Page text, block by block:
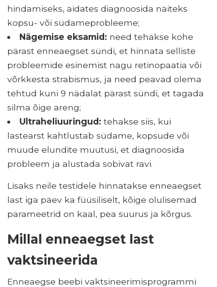
hindamiseks, aidates diagnoosida näiteks
kopsu- või südameprobleeme;
Nägemise eksamid: need tehakse kohe
pärast enneaegset sündi, et hinnata selliste
probleemide esinemist nagu retinopaatia või
võrkkesta strabismus, ja need peavad olema
tehtud kuni 9 nädalat pärast sündi, et tagada
silma õige areng;
Ultraheliuuringud: tehakse siis, kui
lastearst kahtlustab südame, kopsude või
muude elundite muutusi, et diagnoosida
probleem ja alustada sobivat ravi.
Lisaks neile testidele hinnatakse enneaegset
last iga päev ka füüsiliselt, kõige olulisemad
parameetrid on kaal, pea suurus ja kõrgus.
Millal enneaegset last
vaktsineerida
Enneaegse beebi vaktsineerimisprogrammi